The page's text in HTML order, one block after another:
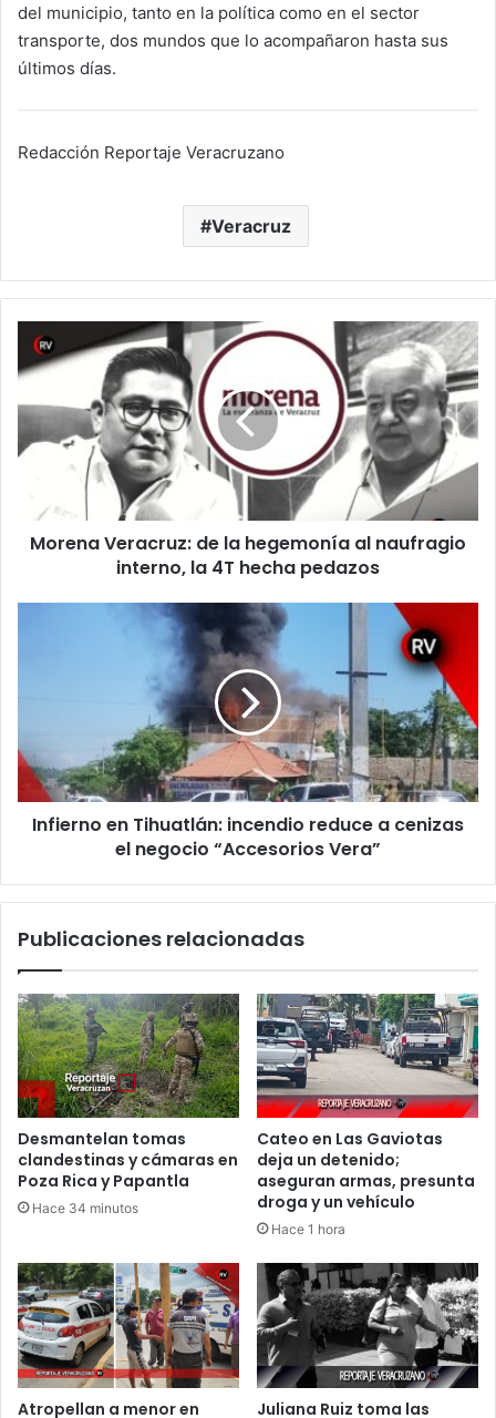
del municipio, tanto en la política como en el sector
transporte, dos mundos que lo acompañaron hasta sus
últimos días.
Redacción Reportaje Veracruzano
Veracruz
Morena
Veracruz:
de
la
hegemonía
al
naufragio
4TMorena Veracruz: de la hegemonía al naufragio
interno, la 4T hecha pedazos
cenizas
negocio
“Accesorios
Infierno en Tihuatlán: incendio reduce a cenizas
el negocio “Accesorios Vera”
Publicaciones relacionadas
Desmantelan tomas
clandestinas y cámaras en
Poza Rica y Papantla
Hace 34 minutos
Cateo en Las Gaviotas
deja un detenido;
aseguran armas, presunta
droga y un vehículo
Hace 1 hora
Atropellan a menor en Juliana Ruiz toma las